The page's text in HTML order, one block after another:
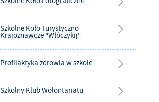
Szkolne Koło Turystyczno -
Krajoznawcze "Włóczykij"
Profilaktyka zdrowia w szkole
Szkolny Klub Wolontariatu